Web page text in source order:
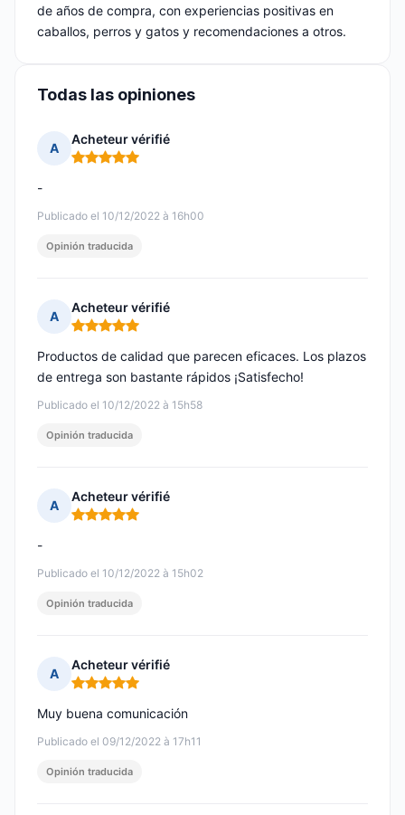
de años de compra, con experiencias positivas en
caballos, perros y gatos y recomendaciones a otros.
Todas las opiniones
A
Acheteur vérifié
Nota: 5 de 5
Publicado el 10/12/2022 à 16h00
-
Opinión traducida
A
Acheteur vérifié
Nota: 5 de 5
Publicado el 10/12/2022 à 15h58
Productos de calidad que parecen eficaces. Los plazos
de entrega son bastante rápidos ¡Satisfecho!
Opinión traducida
A
Acheteur vérifié
Nota: 5 de 5
Publicado el 10/12/2022 à 15h02
-
Opinión traducida
A
Acheteur vérifié
Nota: 5 de 5
Publicado el 09/12/2022 à 17h11
Muy buena comunicación
Opinión traducida